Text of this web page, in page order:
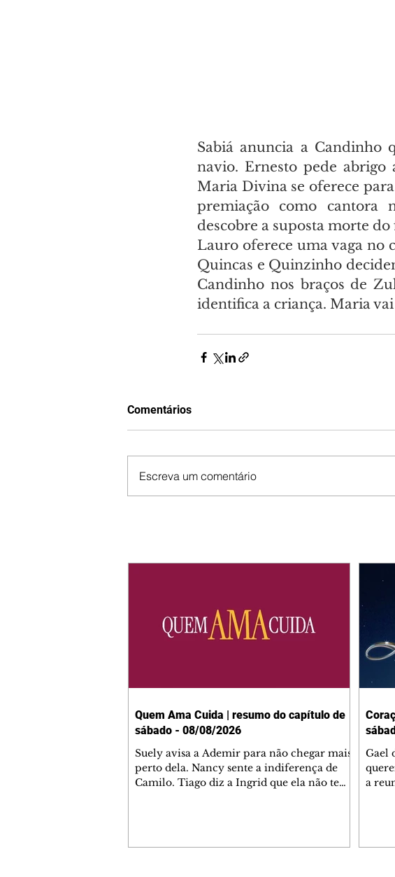
Sabiá anuncia a Candinho
navio. Ernesto pede abrigo
Maria Divina se oferece
premiação como cantora
descobre a suposta morte
Lauro oferece uma vaga no
Quincas e Quinzinho
Candinho nos braços de
identifica a criança. Maria
Comentários
Escreva um comentário
Quem Ama Cuida | resumo do capítulo de
sábado - 08/08/2026
Suely avisa a Ademir para não chegar mais
perto dela. Nancy sente a indiferença de
Camilo. Tiago diz a Ingrid que ela não tem
Gael
a